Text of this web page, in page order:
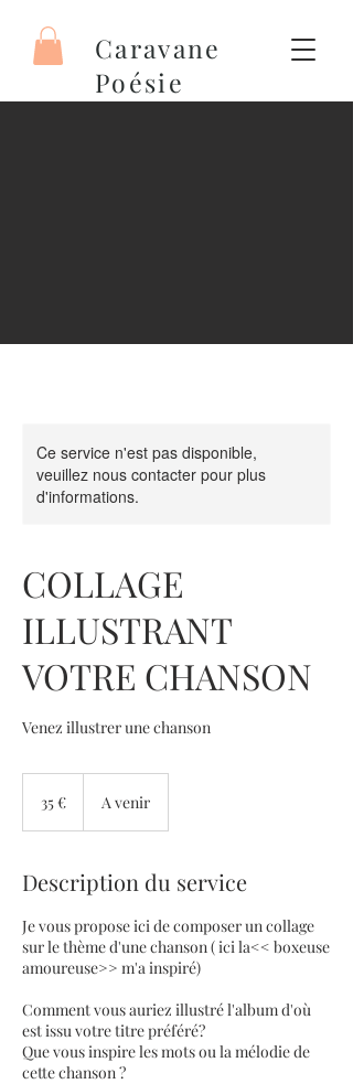
Caravane
Poésie
Ce service n'est pas disponible,
veuillez nous contacter pour plus
d'informations.
COLLAGE
ILLUSTRANT
VOTRE CHANSON
Venez illustrer une chanson
35 € A venir
Description du service
Je vous propose ici de composer un collage
sur le thème d'une chanson ( ici la<< boxeuse
amoureuse>> m'a inspiré)
Comment vous auriez illustré l'album d'où
est issu votre titre préféré?
Que vous inspire les mots ou la mélodie de
cette chanson ?